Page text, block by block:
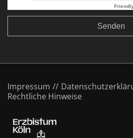
Impressum
Rechtliche Hinweise